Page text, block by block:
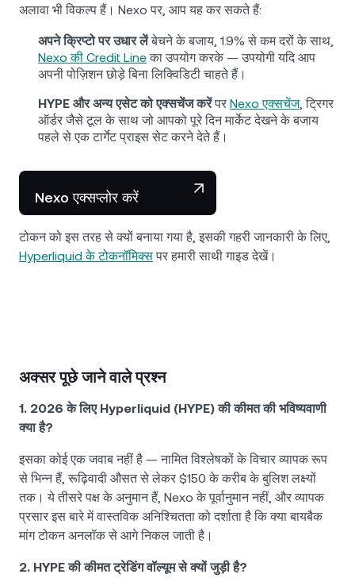
अलावा भी विकल्प हैं। Nexo पर, आप यह कर सकते हैं:
अपने क्रिप्टो पर उधार लेंबेचने के बजाय, 1.9% से कम दरों के साथ,
Nexo की Credit Lineका उपयोग करके — उपयोगी यदि आप
अपनी पोज़िशन छोड़े बिना लिक्विडिटी चाहते हैं।
HYPE और अन्य एसेट को एक्सचेंज करेंपर Nexo एक्सचेंज, ट्रिगर
ऑर्डर जैसे टूल के साथ जो आपको पूरे दिन मार्केट देखने के बजाय
पहले से एक टार्गेट प्राइस सेट करने देते हैं।
Nexo एक्सप्लोर करें
टोकन को इस तरह से क्यों बनाया गया है, इसकी गहरी जानकारी के लिए,
Hyperliquid के टोकनॉमिक्सपर हमारी साथी गाइड देखें।
अक्सर पूछे जाने वाले प्रश्न
1. 2026 के लिए Hyperliquid (HYPE) की कीमत की भविष्यवाणी
क्या है?
इसका कोई एक जवाब नहीं है — नामित विश्लेषकों के विचार व्यापक रूप
से भिन्न हैं, रूढ़िवादी औसत से लेकर $150 के करीब के बुलिश लक्ष्यों
तक। ये तीसरे पक्ष के अनुमान हैं, Nexo के पूर्वानुमान नहीं, और व्यापक
प्रसार इस बारे में वास्तविक अनिश्चितता को दर्शाता है कि क्या बायबैक
मांग टोकन अनलॉक से आगे निकल जाती है।
2. HYPE की कीमत ट्रेडिंग वॉल्यूम से क्यों जुड़ी है?